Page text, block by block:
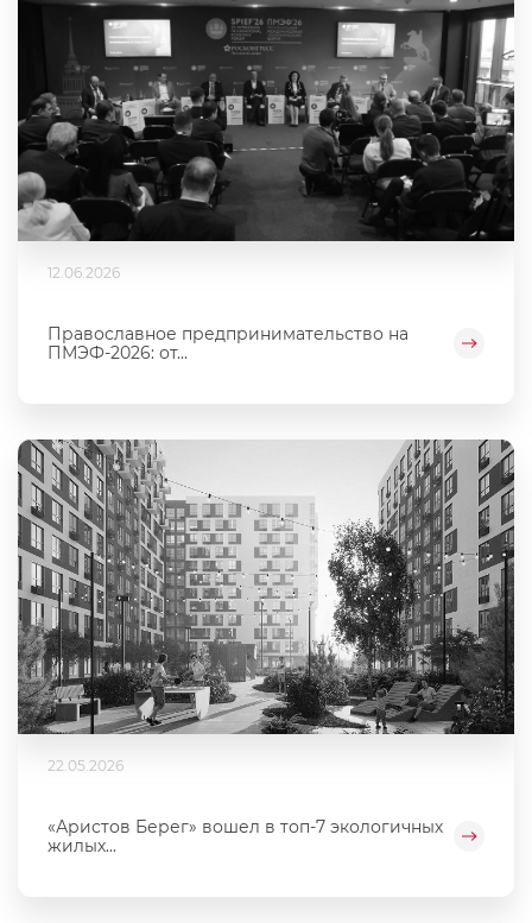
12.06.2026
Православное предпринимательство на
ПМЭФ-2026: от...
22.05.2026
«Аристов Берег» вошел в топ-7 экологичных
жилых...